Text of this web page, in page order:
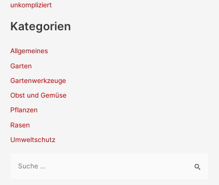
unkompliziert
Kategorien
Allgemeines
Garten
Gartenwerkzeuge
Obst und Gemüse
Pflanzen
Rasen
Umweltschutz